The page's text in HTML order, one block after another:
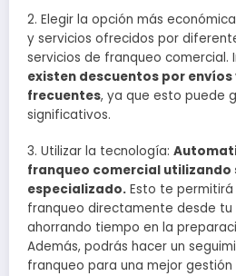
2. Elegir la opción más
y servicios ofrecidos por
servicios de franqueo comercial.
existen descuentos por envíos
frecuentes, ya que esto puede
significativos.
3. Utilizar la tecnología:
franqueo comercial
especializado. Esto te
franqueo directamente desde
ahorrando tiempo en la
Además, podrás hacer un
franqueo para una mejor